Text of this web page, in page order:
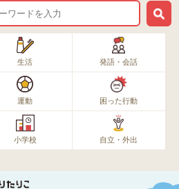
生活 発語・会話
運動 困った行動
小学校 自立・外出